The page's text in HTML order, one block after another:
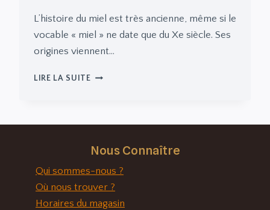
L’histoire du miel est très ancienne, même si le
vocable « miel » ne date que du Xe siècle. Ses
origines viennent…
LIRE LA SUITEL’HISTOIRE
Nous Connaître
Qui sommes-nous ?
Où nous trouver ?
Horaires du magasin